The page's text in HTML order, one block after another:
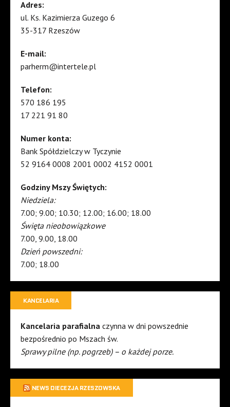
Adres:
ul. Ks. Kazimierza Guzego 6
35-317 Rzeszów
E-mail:
parherm@intertele.pl
Telefon:
570 186 195
17 221 91 80
Numer konta:
Bank Spółdzielczy w Tyczynie
52 9164 0008 2001 0002 4152 0001
Godziny Mszy Świętych:
Niedziela:
7.00; 9.00; 10.30; 12.00; 16.00; 18.00
Święta nieobowiązkowe
7.00, 9.00, 18.00
Dzień powszedni:
7.00; 18.00
KANCELARIA
Kancelaria parafialna czynna w dni powszednie
bezpośrednio po Mszach św.
Sprawy pilne (np. pogrzeb) – o każdej porze.
NEWS DIECEZJA RZESZOWSKA